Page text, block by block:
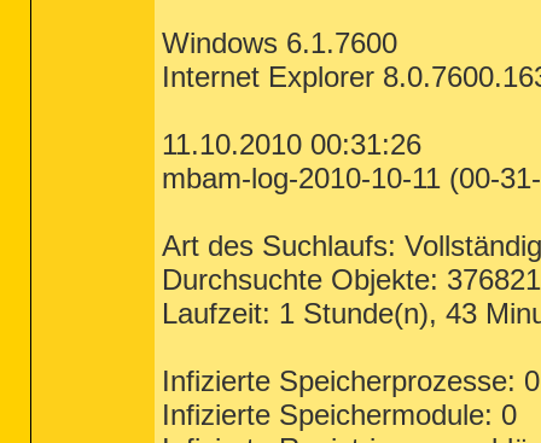
Windows 6.1.7600
Internet Explorer
11.10.2010 00:31:26
mbam-log-2010-10-11 (00-
Art des Suchlaufs:
Durchsuchte Objekte: 376821
Laufzeit: 1 Stunde(n), 43
Infizierte Speicherprozesse: 0
Infizierte Speichermodule: 0